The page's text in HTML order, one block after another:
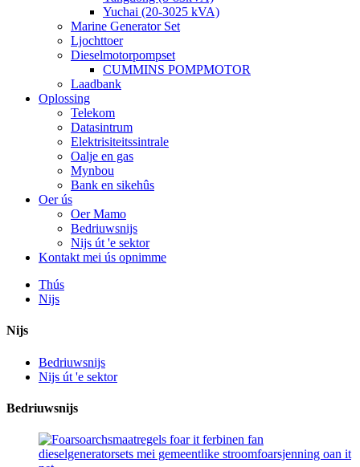
Yuchai (20-3025 kVA)
Marine Generator Set
Ljochttoer
Dieselmotorpompset
CUMMINS POMPMOTOR
Laadbank
Oplossing
Telekom
Datasintrum
Elektrisiteitssintrale
Oalje en gas
Mynbou
Bank en sikehûs
Oer ús
Oer Mamo
Bedriuwsnijs
Nijs út 'e sektor
Kontakt mei ús opnimme
Thús
Nijs
Nijs
Bedriuwsnijs
Nijs út 'e sektor
Bedriuwsnijs